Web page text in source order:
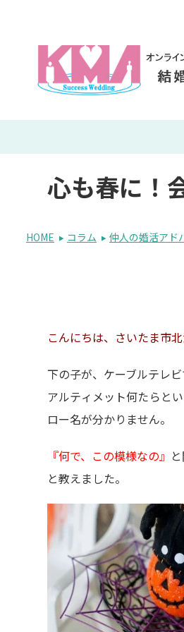
心も春に！
HOME コラム 仲人の婚活アド
こんにちは、さいたま市
下の子が、ケーブルテレ
アルティメット何たらと
ロー名が分かりません。
『何で、この模様なの』
と教えました。